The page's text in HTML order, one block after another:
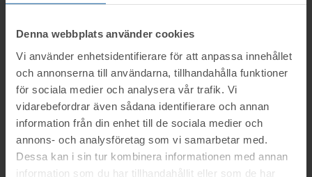
Denna webbplats använder cookies
Vi använder enhetsidentifierare för att anpassa innehållet
och annonserna till användarna, tillhandahålla funktioner
för sociala medier och analysera vår trafik. Vi
vidarebefordrar även sådana identifierare och annan
information från din enhet till de sociala medier och
annons- och analysföretag som vi samarbetar med.
Dessa kan i sin tur kombinera informationen med annan
information som du har tillhandahållit eller som de har
På uppdrag av Konkursförvaltare Hanna
Spets, Advokatbyrån Hallgren & Partners i
Halmstad säljs konkursboet efter Jennies
och Elsas Gröna AB, (Gröna Ting) genom
nätauktion på www.tovek.se med avslut
fredagen den 5 december från kl. 15.30.
Christian tel.nr: 0346-751681
Alex tel.nr: 0346-751687
Visning
Laholm
Betalning